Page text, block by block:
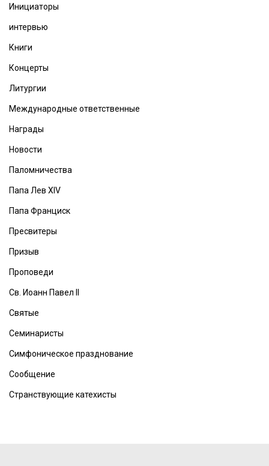
Инициаторы
интервью
Книги
Концерты
Литургии
Международные ответственные
Награды
Новости
Паломничества
Папа Лев XIV
Папа Франциск
Пресвитеры
Призыв
Проповеди
Св. Иоанн Павел II
Святые
Семинаристы
Симфоническое празднование
Сообщение
Странствующие катехисты